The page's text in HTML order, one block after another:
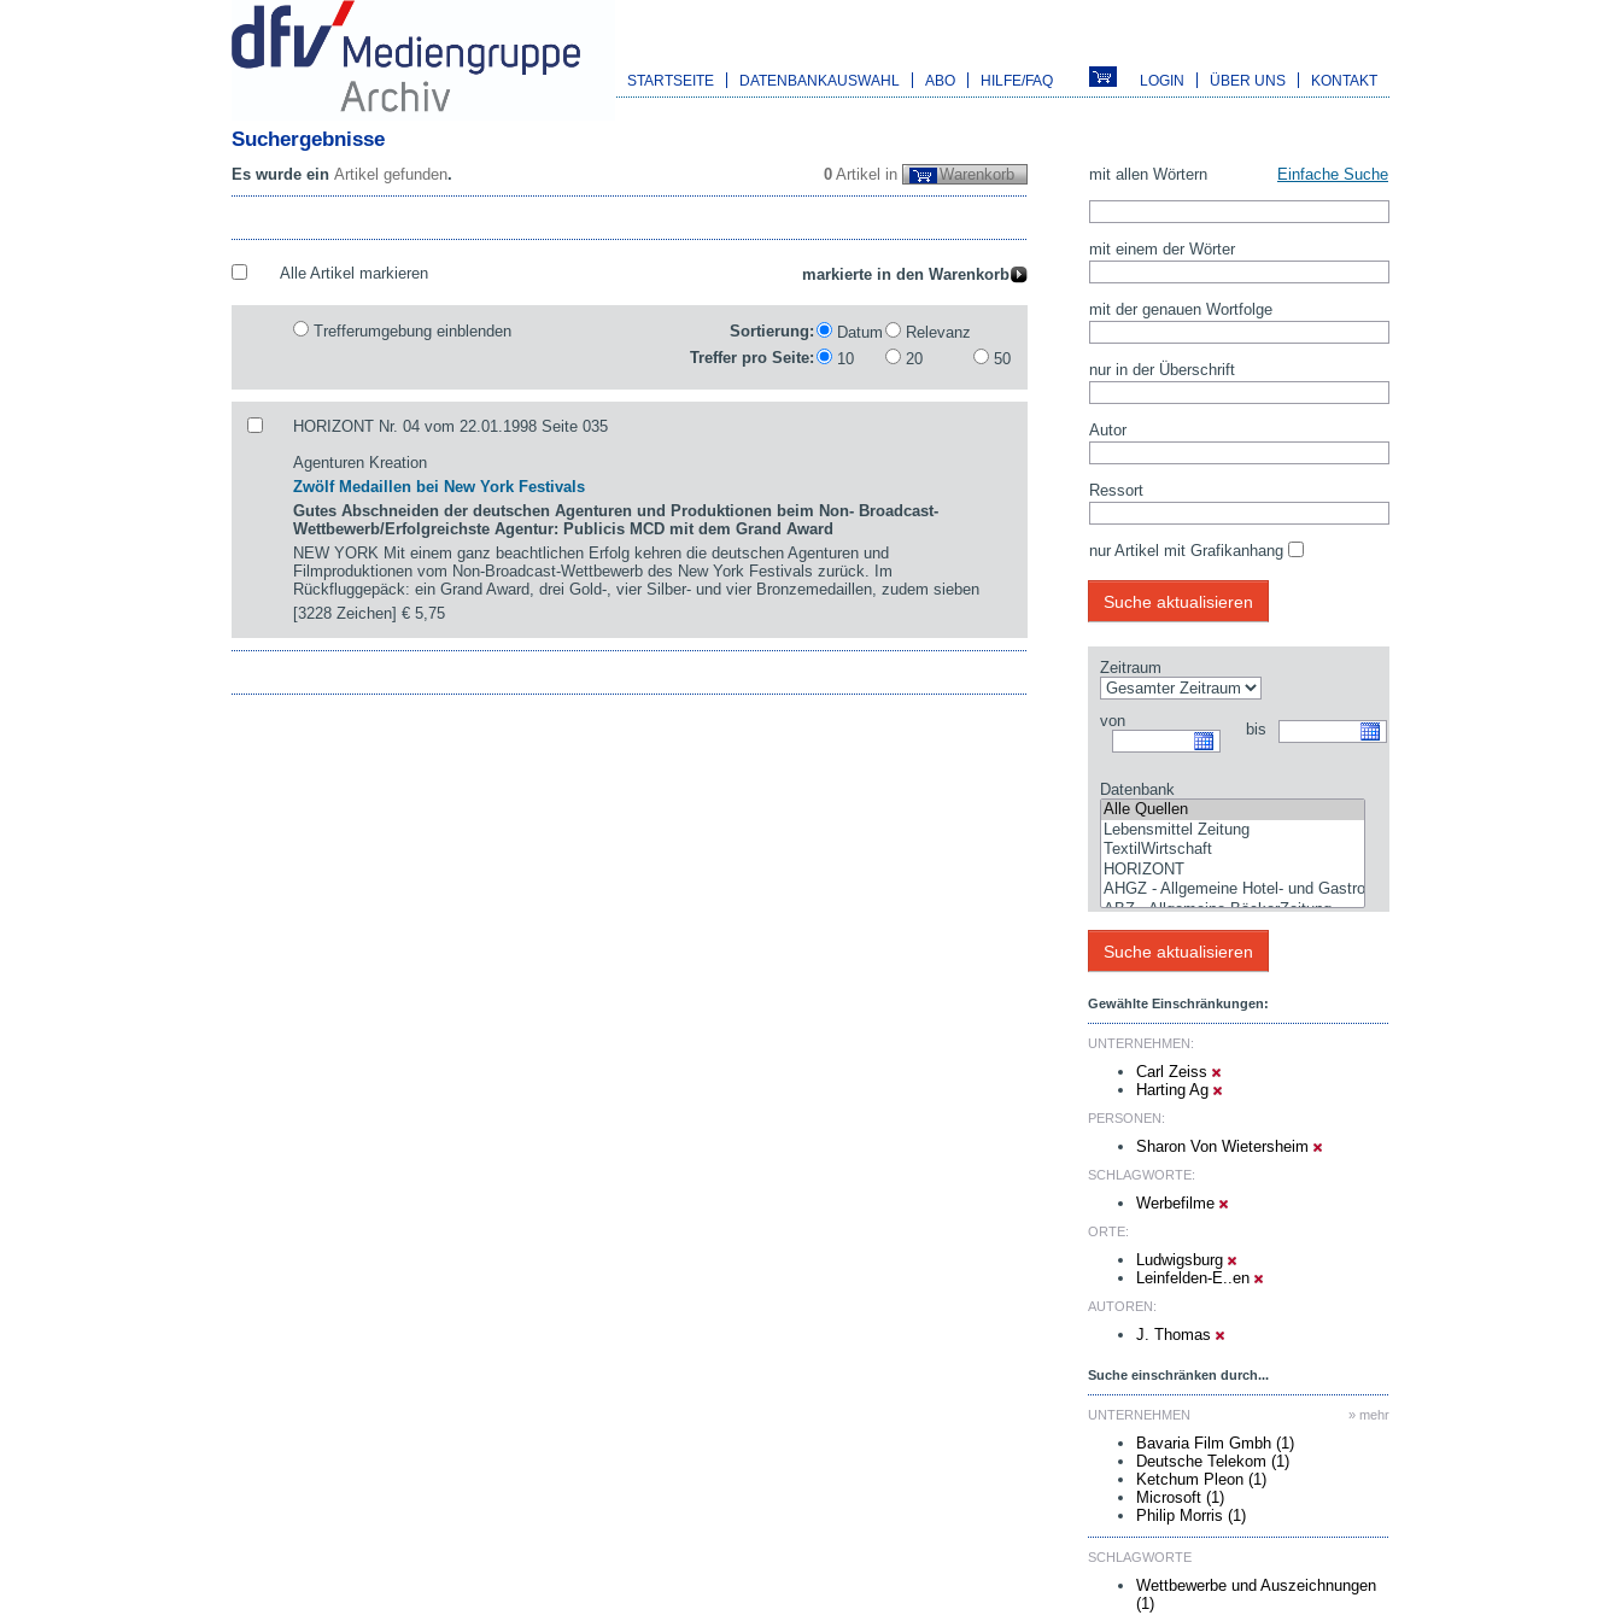
STARTSEITE DATENBANKAUSWAHL ABO HILFE/FAQ LOGIN ÜBER UNS KONTAKT
Suchergebnisse
0 Artikel in Warenkorb
Es wurde ein Artikel gefunden.
Alle Artikel markieren
Trefferumgebung einblenden Sortierung: Datum
Relevanz
Treffer pro Seite:
10 20 50
HORIZONT Nr. 04 vom 22.01.1998 Seite 035
Agenturen Kreation
Zwölf Medaillen bei New York Festivals
Gutes Abschneiden der deutschen Agenturen und Produktionen beim Non- Broadcast-
Wettbewerb/Erfolgreichste Agentur: Publicis MCD mit dem Grand Award
NEW YORK Mit einem ganz beachtlichen Erfolg kehren die deutschen Agenturen und
Filmproduktionen vom Non-Broadcast-Wettbewerb des New York Festivals zurück. Im
Rückfluggepäck: ein Grand Award, drei Gold-, vier Silber- und vier Bronzemedaillen, zudem sieben
[3228 Zeichen]€ 5,75
mit allen Wörtern Einfache Suche
mit einem der Wörter
mit der genauen Wortfolge
nur in der Überschrift
Autor
Ressort
nur Artikel mit Grafikanhang
Zeitraum
von bis
Datenbank
Gewählte Einschränkungen:
UNTERNEHMEN:
Carl Zeiss
Harting Ag
PERSONEN:
Sharon Von Wietersheim
SCHLAGWORTE:
Werbefilme
ORTE:
Ludwigsburg
Leinfelden-E..en
AUTOREN:
J. Thomas
Suche einschränken durch...
» mehr
UNTERNEHMEN
Bavaria Film Gmbh (1)
Deutsche Telekom (1)
Ketchum Pleon (1)
Microsoft (1)
Philip Morris (1)
SCHLAGWORTE
Wettbewerbe und Auszeichnungen
(1)